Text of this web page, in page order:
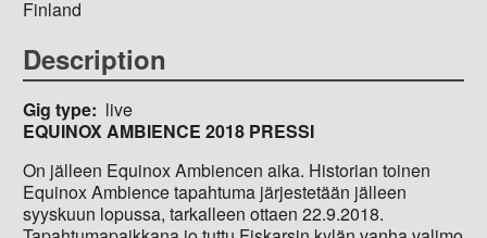
Finland
Description
Gig type
live
EQUINOX AMBIENCE 2018 PRESSI
On jälleen Equinox Ambiencen aika. Historian toinen
Equinox Ambience tapahtuma järjestetään jälleen
syyskuun lopussa, tarkalleen ottaen 22.9.2018.